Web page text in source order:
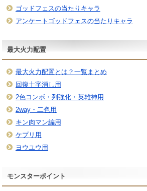
ゴッドフェスの当たりキャラ
アンケートゴッドフェスの当たりキャラ
最大火力配置
最大火力配置とは？一覧まとめ
回復十字消し用
2色コンボ・列強化・英雄神用
2way・二色用
キン肉マン編用
ケプリ用
ヨウユウ用
モンスターポイント